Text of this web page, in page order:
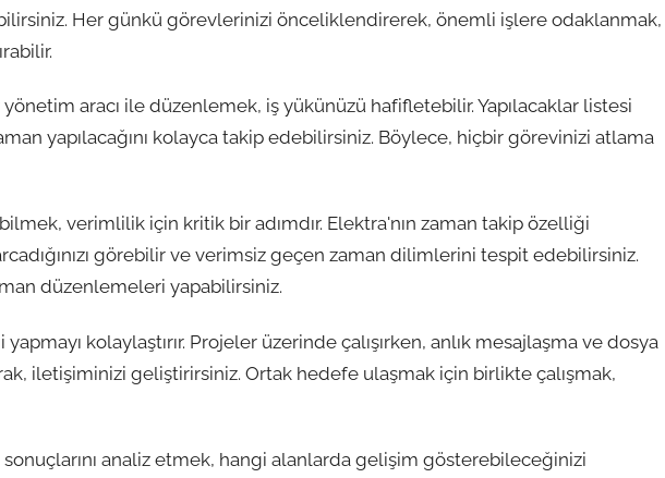
Her günkü görevlerinizi önceliklendirerek, önemli işlere odaklanmak,
yönetim aracı ile düzenlemek, iş yükünüzü hafifletebilir. Yapılacaklar listesi
yapılacağını kolayca takip edebilirsiniz. Böylece, hiçbir görevinizi atlama
bilmek, verimlilik için kritik bir adımdır. Elektra'nın zaman takip özelliği
görebilir ve verimsiz geçen zaman dilimlerini tespit edebilirsiniz.
düzenlemeleri yapabilirsiniz.
kolaylaştırır. Projeler üzerinde çalışırken, anlık mesajlaşma ve dosya
iletişiminizi geliştirirsiniz. Ortak hedefe ulaşmak için birlikte çalışmak,
analiz etmek, hangi alanlarda gelişim gösterebileceğinizi